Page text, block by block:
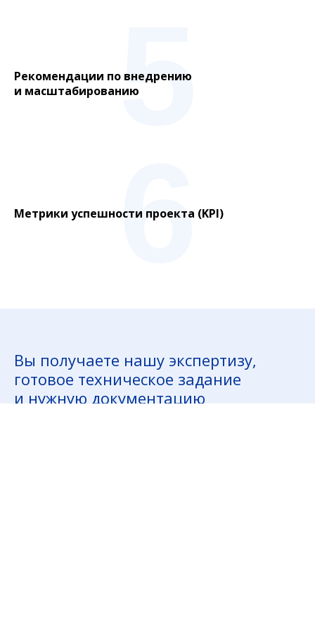
Рекомендации по внедрению
и масштабированию5
Метрики успешности проекта (KPI)
6
Вы получаете нашу экспертизу,
готовое техническое задание
и нужную документацию